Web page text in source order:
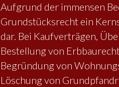
Aufgrund der immensen
Grundstücksrecht ein
dar. Bei Kaufverträgen,
Bestellung von
Begründung von
Löschung von